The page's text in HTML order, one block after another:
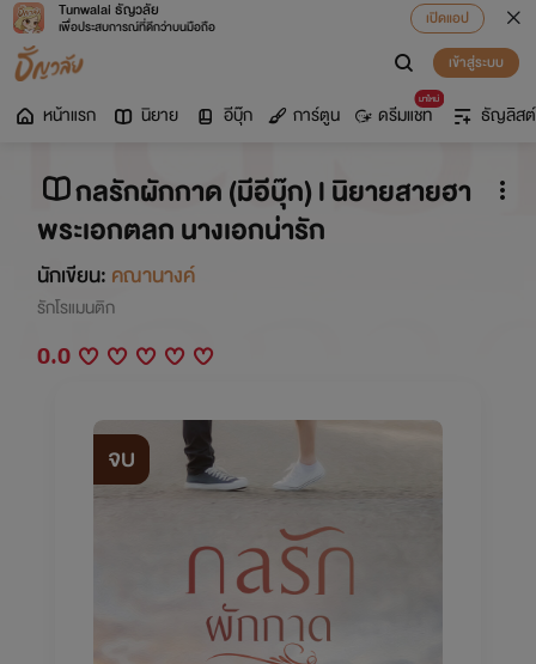
Tunwalai ธัญวลัย
เพื่อประสบการณ์ที่ดีกว่าบนมือถือ
เปิดแอป
เข้าสู่ระบบ
หน้าแรก นิยาย อีบุ๊ก การ์ตูน
มาใหม่
ดรีมแชท ธัญลิสต์
กลรักผักกาด (มีอีบุ๊ก) l นิยายสายฮา
พระเอกตลก นางเอกน่ารัก
นักเขียน: คณานางค์
รักโรแมนติก
0.0
จบ